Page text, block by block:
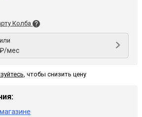
Колба
мес
, чтобы снизить цену